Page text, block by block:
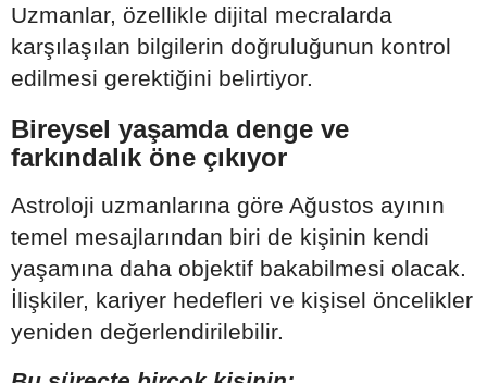
Uzmanlar, özellikle dijital mecralarda
karşılaşılan bilgilerin doğruluğunun kontrol
edilmesi gerektiğini belirtiyor.
Bireysel yaşamda denge ve
farkındalık öne çıkıyor
Astroloji uzmanlarına göre Ağustos ayının
temel mesajlarından biri de kişinin kendi
yaşamına daha objektif bakabilmesi olacak.
İlişkiler, kariyer hedefleri ve kişisel öncelikler
yeniden değerlendirilebilir.